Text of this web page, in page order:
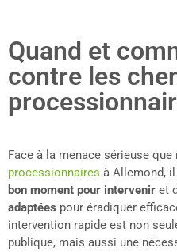
Quand et
contre les
Face à la menace sérieuse
processionnaires à Allemond,
bon moment pour intervenir et
adaptées pour éradiquer
intervention rapide est non
publique, mais aussi une